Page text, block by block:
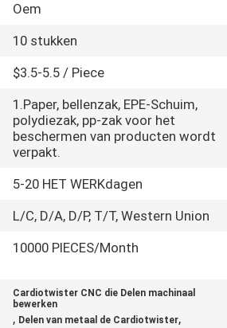
Oem
10 stukken
$3.5-5.5 / Piece
1.Paper, bellenzak, EPE-Schuim,
polydiezak, pp-zak voor het
beschermen van producten wordt
verpakt.
5-20 HET WERKdagen
L/C, D/A, D/P, T/T, Western Union
10000 PIECES/Month
Cardiotwister CNC die Delen machinaal
bewerken
, Delen van metaal de Cardiotwister,